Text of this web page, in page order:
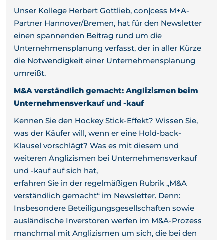
Unser Kollege Herbert Gottlieb, con|cess M+A-
Partner Hannover/Bremen, hat für den Newsletter
einen spannenden Beitrag rund um die
Unternehmensplanung verfasst, der in aller Kürze
die Notwendigkeit einer Unternehmensplanung
umreißt.
M&A verständlich gemacht: Anglizismen beim
Unternehmensverkauf und -kauf
Kennen Sie den Hockey Stick-Effekt? Wissen Sie,
was der Käufer will, wenn er eine Hold-back-
Klausel vorschlägt? Was es mit diesem und
weiteren Anglizismen bei Unternehmensverkauf
und -kauf auf sich hat,
erfahren Sie in der regelmäßigen Rubrik „M&A
verständlich gemacht“ im Newsletter. Denn:
Insbesondere Beteiligungsgesellschaften sowie
ausländische Inverstoren werfen im M&A-Prozess
manchmal mit Anglizismen um sich, die bei den